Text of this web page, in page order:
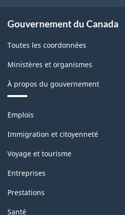
Gouvernement du Canada
Toutes les coordonnées
Ministères et organismes
À propos du gouvernement
Thèmes
sujets
Emplois
Immigration et citoyenneté
Voyage et tourisme
Entreprises
Prestations
Santé